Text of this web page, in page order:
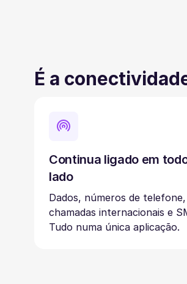
É a
Continua ligado em
lado
Dados, números de telefone,
chamadas internacionais e
Tudo numa única aplicação.